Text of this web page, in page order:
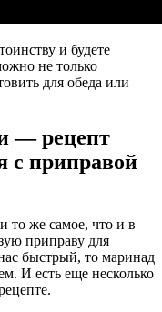
и будете
не только
для обеда или
— рецепт
с приправой
то же самое, что и в
приправу для
быстрый, то маринад
И есть еще несколько